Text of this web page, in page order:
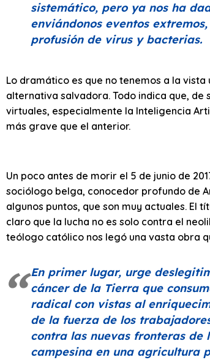
sistemático, pero ya nos ha
enviándonos eventos
profusión de virus y bacterias.
Lo dramático es que no tenemos a la
alternativa salvadora. Todo indica que,
virtuales, especialmente la Inteligencia
más grave que el anterior.
Un poco antes de morir el 5 de junio de
sociólogo belga, conocedor profundo de
algunos puntos, que son muy actuales. El
claro que la lucha no es solo contra el
teólogo católico nos legó una vasta obra
En primer lugar, urge
cáncer de la Tierra que
radical con vistas al
de la fuerza de los
contra las nuevas fronteras
campesina en una agricultura